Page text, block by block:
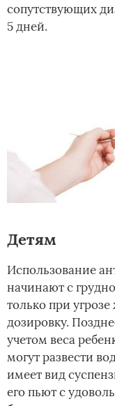
сопутствующих
5 дней.
Детям
Использование
начинают с
только при
дозировку.
учетом веса
могут развести
имеет вид
его пьют с